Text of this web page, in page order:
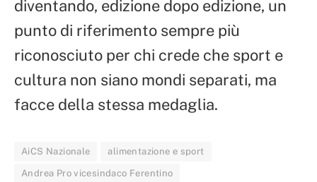
diventando, edizione dopo edizione, un
punto di riferimento sempre più
riconosciuto per chi crede che sport e
cultura non siano mondi separati, ma
facce della stessa medaglia.
AiCS Nazionale alimentazione e sport
Andrea Pro vicesindaco Ferentino